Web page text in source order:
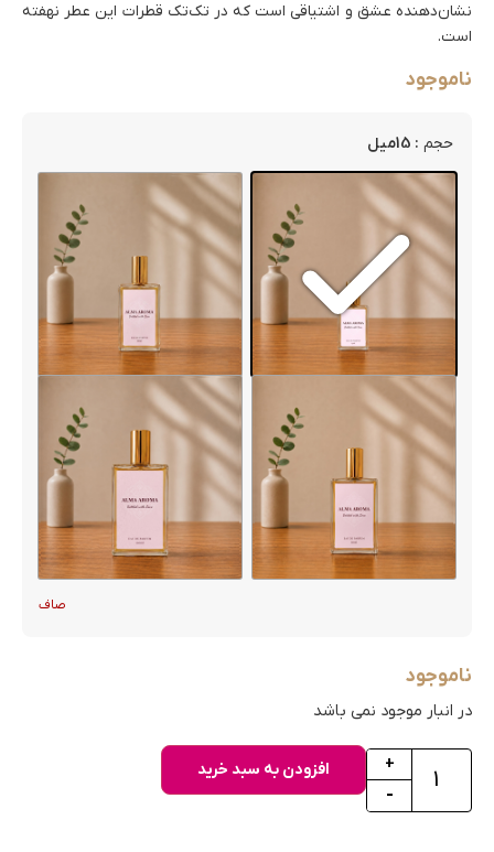
نشان‌دهنده عشق و اشتیاقی است که در تک‌تک قطرات این عطر نهفته
است.
ناموجود
حجم : 15میل
صاف
ناموجود
در انبار موجود نمی باشد
-
+ افزودن به سبد خرید